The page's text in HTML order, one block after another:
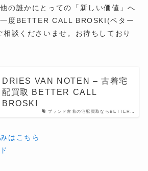
の誰かにとっての「新しい価値」へ
度BETTER CALL BROSKI(ベター
談くださいませ。お待ちしており
ブランド古着の宅配買取ならBETTER…
DRIES VAN NOTEN – 古着宅
配買取 BETTER CALL
BROSKI
はこちら